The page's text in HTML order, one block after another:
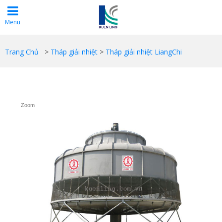
Menu
Trang Chủ > Tháp giải nhiệt > Tháp giải nhiệt LiangChi
Zoom